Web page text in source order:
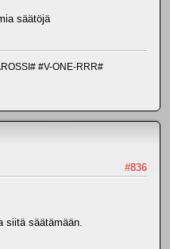
säätöjä
#V-ONE-RRR#
#836
siitä säätämään.